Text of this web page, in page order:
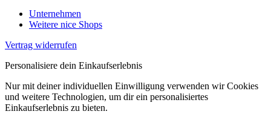
Unternehmen
Weitere nice Shops
Vertrag widerrufen
Personalisiere dein Einkaufserlebnis
Nur mit deiner individuellen Einwilligung verwenden wir Cookies
und weitere Technologien, um dir ein personalisiertes
Einkaufserlebnis zu bieten.